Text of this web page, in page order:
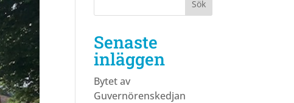
Senaste
inläggen
Bytet av
Guvernörenskedjan